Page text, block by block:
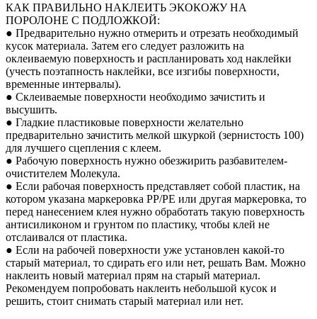
КАК ПРАВИЛЬНО НАКЛЕИТЬ ЭКОКОЖУ НА
ПОРОЛОНЕ С ПОДЛОЖКОЙ:
● Предварительно нужно отмерить и отрезать необходимый
кусок материала. Затем его следует разложить на
оклеиваемую поверхность и распланировать ход наклейки
(учесть поэтапность наклейки, все изгибы поверхности,
временные интервалы).
● Склеиваемые поверхности необходимо зачистить и
высушить.
● Гладкие пластиковые поверхности желательно
предварительно зачистить мелкой шкуркой (зернистость 100)
для лучшего сцепления с клеем.
● Рабочую поверхность нужно обезжирить разбавителем-
очистителем Молекула.
● Если рабочая поверхность представляет собой пластик, на
котором указана маркеровка PP/PE или другая маркеровка, то
перед нанесением клея нужно обработать такую поверхность
антисиликоном и грунтом по пластику, чтобы клей не
отслаивался от пластика.
● Если на рабочей поверхности уже установлен какой-то
старый материал, то сдирать его или нет, решать Вам. Можно
наклеить новый материал прям на старый материал.
Рекомендуем попробовать наклеить небольшой кусок и
решить, стоит снимать старый материал или нет.